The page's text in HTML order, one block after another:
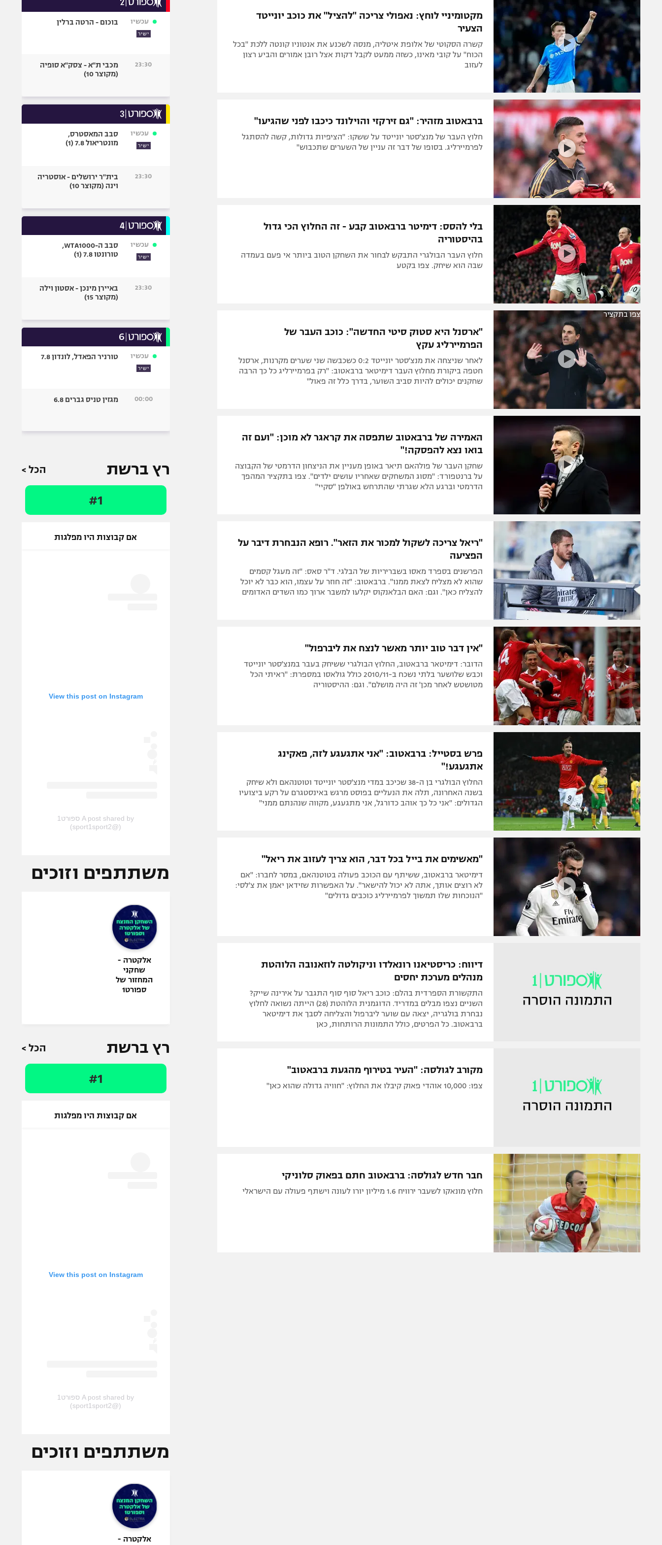
תקנון משתתפים וזוכים בפרסים
תקנון עבור פעילות אלקטרה
תקנון עבור פעילות ספורט 1 – "מרלן"
טניס
גיימינג E-Sports
תנאי שימוש
מדיניות פרטיות
תקנון פעילות ספורט 1
רשיון להקרנה פומבית לבית עסק
הצטרפות לחבילת הערוצים
לוח דרושים – ג'ובנט
תגיות
המגזין
הפועל באר שבע
מכבי נתניה
ליגות נוספות
ספורט מוטורי
בייסבול MLB
גיימינג E-Sports
מקטומיניי לוחץ: נאפולי צריכה "להציל" את כוכב יונייטד
הצעיר
קשרה הסקוטי של אלופת איטליה, מנסה לשכנע את אנטוניו קונטה ללכת "בכל
הכוח" על קובי מאינו, כשזה ממעט לקבל דקות אצל רובן אמורים והביע רצון
לעזוב
ברבאטוב מזהיר: "גם זירקזי והוילונד כיכבו לפני שהגיעו"
חלוץ העבר של מנצ'סטר יונייטד על ששקו: "הציפיות גדולות, קשה להסתגל
לפרמיירליג. בסופו של דבר זה עניין של השערים שתכבוש"
בלי להסס: דימיטר ברבאטוב קבע - זה החלוץ הכי גדול
בהיסטוריה
חלוץ העבר הבולגרי התבקש לבחור את השחקן הטוב ביותר אי פעם בעמדה
שבה הוא שיחק. צפו בקטע
צפו בתקציר
"ארסנל היא סטוק סיטי החדשה": כוכב העבר של
הפרמיירליג עקץ
לאחר שניצחה את מנצ'סטר יונייטד 0:2 כשכבשה שני שערים מקרנות, ארסנל
חטפה ביקורת מחלוץ העבר דימיטאר ברבאטוב: "רק בפרמיירליג כל כך הרבה
שחקנים יכולים להיות סביב השוער, בדרך כלל זה פאול"
האמירה של ברבאטוב שתפסה את קראגר לא מוכן: "ועם זה
בואו נצא להפסקה!"
שחקן העבר של פולהאם תיאר באופן מעניין את הניצחון הדרמטי של הקבוצה
על ברנטפורד: "מסוג המשחקים שאחריו עושים ילדים". צפו בתקציר המהפך
הדרמטי וברגע הלא שגרתי שהתרחש באולפן "סקיי"
"ריאל צריכה לשקול למכור את הזאר". רופא הנבחרת דיבר על
הפציעה
הפרשנים בספרד מאסו בשבריריות של הבלגי. ד"ר סאס: "זה מעגל קסמים
שהוא לא מצליח לצאת ממנו". ברבאטוב: "זה חוזר על עצמו, הוא כבר לא יוכל
להצליח כאן". וגם: האם הבלאנקוס יקלעו למשבר ארוך כמו השדים האדומים
"אין דבר טוב יותר מאשר לנצח את ליברפול"
הדובר: דימיטאר ברבאטוב, החלוץ הבולגרי ששיחק בעבר במנצ'סטר יונייטד
וכבש שלושער בלתי נשכח ב-2010/11 כולל גולאסו במספרת: "ראיתי הכל
מטושטש לאחר מכן' זה היה מושלם". וגם: ההיסטוריה
פרש בסטייל: ברבאטוב: "אני אתגעגע לזה, פאקינג
אתגעגע!"
החלוץ הבולגרי בן ה-38 שכיכב במדי מנצ'סטר יונייטד וטוטנהאם ולא שיחק
בשנה האחרונה, תלה את הנעליים בפוסט מרגש באינסטגרם על רקע ביצועיו
הגדולים: "אני כל כך אוהב כדורגל, אני מתגעגע, מקווה שנהנתם ממני"
"מאשימים את בייל בכל דבר, הוא צריך לעזוב את ריאל"
דימיטאר ברבאטוב, ששיתף עם הכוכב פעולה בטוטנהאם, במסר לחברו: "אם
לא רוצים אותך, אתה לא יכול להישאר". על האפשרות שזידאן יאמן את צ'לסי:
"הנוכחות שלו תמשוך לפרמיירליג כוכבים גדולים"
דיווח: כריסטיאנו רונאלדו וניקולטה לוזאנובה הלוהטת
מנהלים מערכת יחסים
התקשורת הספרדית בהלם: כוכב ריאל סוף סוף התגבר על אירינה שייק?
השניים נצפו מבלים במדריד. הדוגמנית הלוהטת (28) הייתה נשואה לחלוץ
נבחרת בולגריה, יצאה עם שוער ליברפול והצליחה לסבך את דימיטאר
ברבאטוב. כל הפרטים, כולל התמונות הרותחות, כאן
מקורב לגולסה: "העיר בטירוף מהגעת ברבאטוב"
צפו: 10,000 אוהדי פאוק קיבלו את החלוץ: "חוויה גדולה שהוא כאן"
חבר חדש לגולסה: ברבאטוב חתם בפאוק סלוניקי
חלוץ מונאקו לשעבר ירוויח 1.6 מיליון יורו לעונה וישתף פעולה עם הישראלי
עכשיו
ישיר
בוכום - הרטה ברלין
23:30
מכבי ת"א - צסק"א סופיה
(מקוצר 10)
עכשיו
ישיר
סבב המאסטרס,
מונטריאול 7.8 (1)
23:30
בית"ר ירושלים - אוסטריה
וינה (מקוצר 10)
עכשיו
ישיר
סבב ה-WTA1000,
טורונטו 7.8 (1)
23:30
באיירן מינכן - אסטון וילה
(מקוצר 15)
עכשיו
ישיר
טורניר הפאדל, לונדון 7.8
00:00 מגזין טניס גברים 6.8
רץ ברשת הכל >
#1
אם קבוצות היו מפלגות
View this post on Instagram
A post shared by ספורט1
(@sport1sport2)
משתתפים וזוכים
אלקטרה -
שחקני
המחזור של
ספורט1
רץ ברשת הכל >
#1
אם קבוצות היו מפלגות
View this post on Instagram
A post shared by ספורט1
(@sport1sport2)
משתתפים וזוכים
אלקטרה -